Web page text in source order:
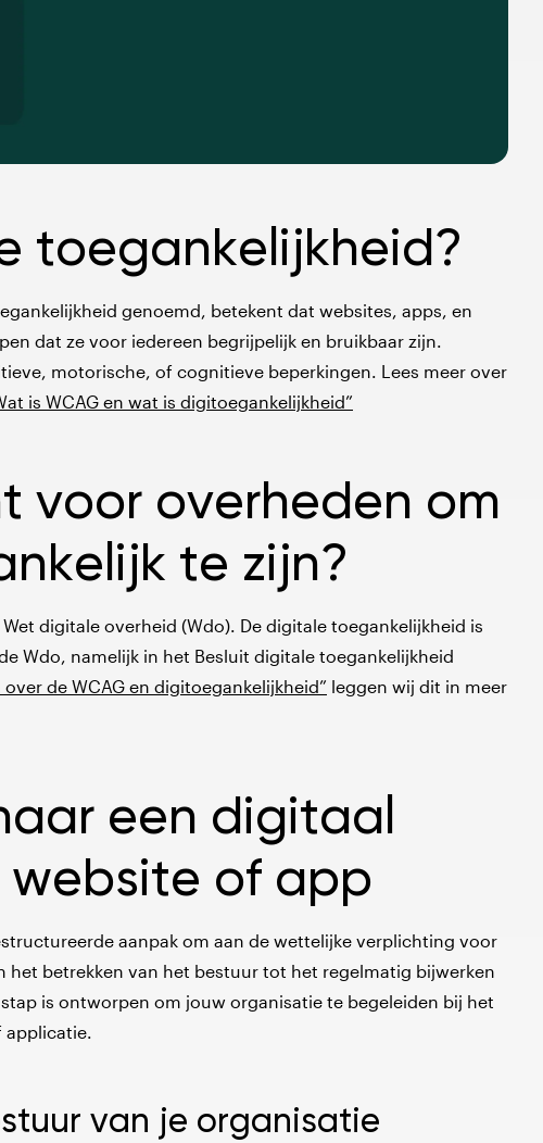
toegankelijkheid?
genoemd, betekent dat websites, apps, en
dat ze voor iedereen begrijpelijk en bruikbaar zijn.
motorische, of cognitieve beperkingen. Lees meer over
is WCAG en wat is digitoegankelijkheid”
voor overheden om
te zijn?
digitale overheid (Wdo). De digitale toegankelijkheid is
Wdo, namelijk in het Besluit digitale toegankelijkheid
over de WCAG en digitoegankelijkheid” leggen wij dit in meer
een digitaal
of app
aanpak om aan de wettelijke verplichting voor
het betrekken van het bestuur tot het regelmatig bijwerken
is ontworpen om jouw organisatie te begeleiden bij het
applicatie.
van je organisatie